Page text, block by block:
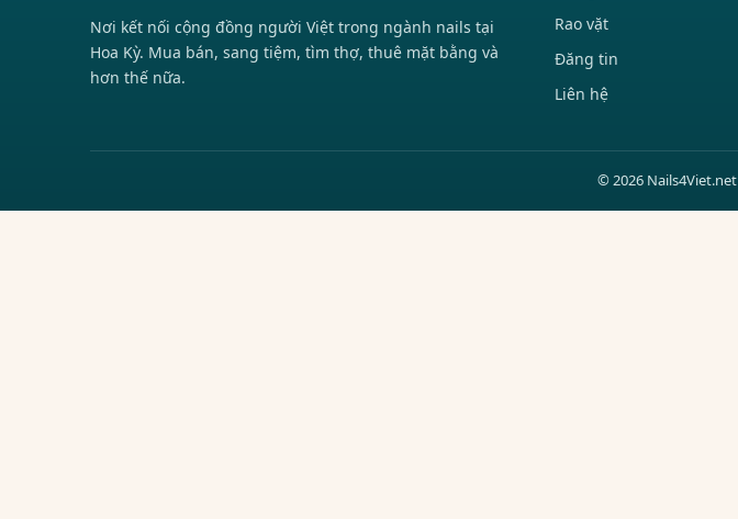
Nơi kết nối cộng đồng người Việt trong ngành nails tại
Hoa Kỳ. Mua bán, sang tiệm, tìm thợ, thuê mặt bằng và
hơn thế nữa.
Rao vặt
Đăng tin
Liên hệ
© 2026